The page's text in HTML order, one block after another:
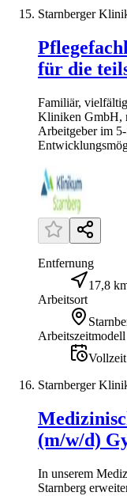
Starnberger
für die
Familiär,
Kliniken GmbH,
Arbeitgeber im
Entfernung
17,8
Arbeitsort
Arbeitszeitmodell
Vollzeit
Starnberger
(m/w/d)
In unserem
Starnberg